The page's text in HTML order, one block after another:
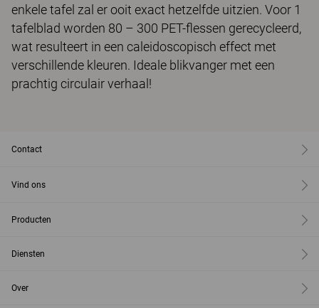
enkele tafel zal er ooit exact hetzelfde uitzien. Voor 1
tafelblad worden 80 – 300 PET-flessen gerecycleerd,
wat resulteert in een caleidoscopisch effect met
verschillende kleuren. Ideale blikvanger met een
prachtig circulair verhaal!
Contact
Vind ons
Producten
Diensten
Over